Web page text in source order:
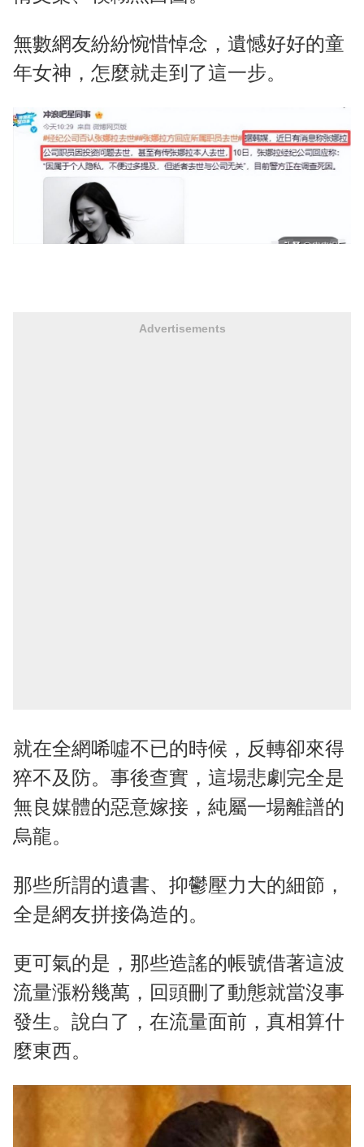
無數網友紛紛惋惜悼念，遺憾好好的童
年女神，怎麼就走到了這一步。
Advertisements
就在全網唏噓不已的時候，反轉卻來得
猝不及防。事後查實，這場悲劇完全是
無良媒體的惡意嫁接，純屬一場離譜的
烏龍。
那些所謂的遺書、抑鬱壓力大的細節，
全是網友拼接偽造的。
更可氣的是，那些造謠的帳號借著這波
流量漲粉幾萬，回頭刪了動態就當沒事
發生。說白了，在流量面前，真相算什
麼東西。